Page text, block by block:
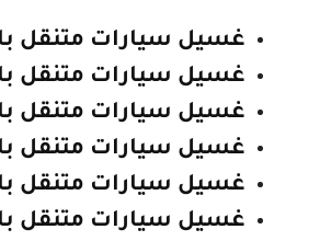
غسيل سيارات متنقل
غسيل سيارات متنقل
غسيل سيارات متنقل
غسيل سيارات متنقل
غسيل سيارات متنقل
غسيل سيارات متنقل